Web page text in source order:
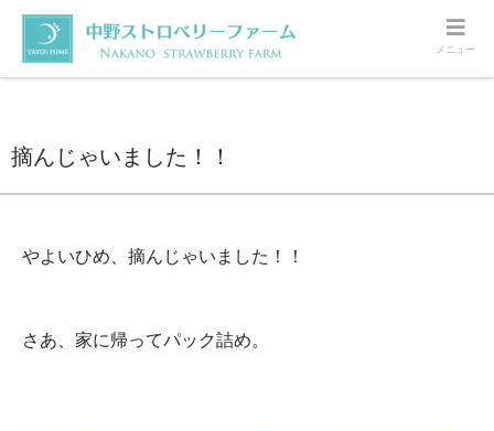
ホーム いちご 摘んじゃいました！！
摘んじゃいました！！
やよいひめ、摘んじゃいました！！
さあ、家に帰ってパック詰め。
メニュー